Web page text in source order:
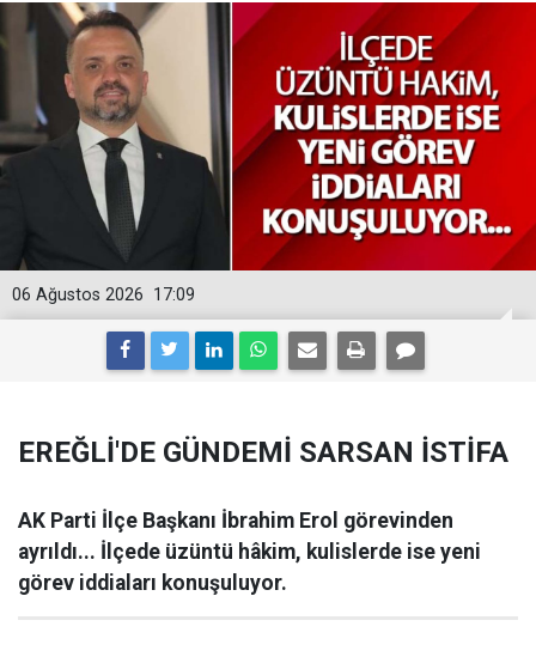
17:09
06 Ağustos 2026
EREĞLİ'DE GÜNDEMİ SARSAN İSTİFA
AK Parti İlçe Başkanı İbrahim Erol görevinden
ayrıldı... İlçede üzüntü hâkim, kulislerde ise yeni
görev iddiaları konuşuluyor.